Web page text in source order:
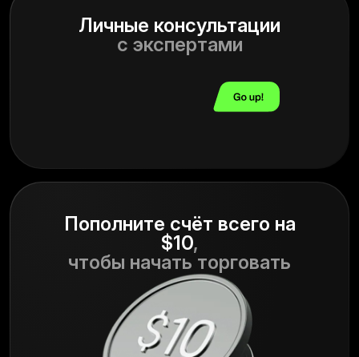
Личные консультации
с экспертами
Пополните счёт всего на
$10,
чтобы начать торговать